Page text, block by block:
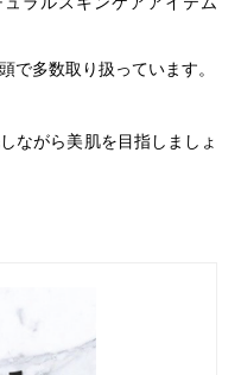
で多数取り扱っています。
ながら美肌を目指しましょ